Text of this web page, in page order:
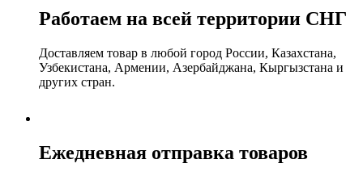
Работаем на всей территории СНГ
Доставляем товар в любой город России, Казахстана,
Узбекистана, Армении, Азербайджана, Кыргызстана и
других стран.
Ежедневная отправка товаров